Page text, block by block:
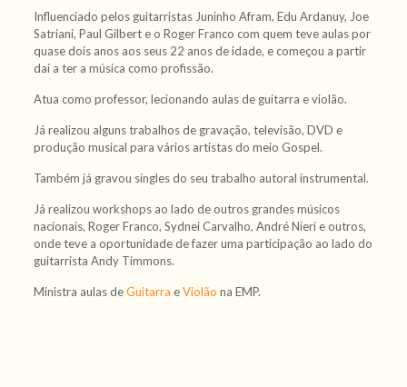
Influenciado pelos guitarristas Juninho Afram, Edu Ardanuy, Joe
Satriani, Paul Gilbert e o Roger Franco com quem teve aulas por
quase dois anos aos seus 22 anos de idade, e começou a partir
daí a ter a música como profissão.
Atua como professor, lecionando aulas de guitarra e violão.
Já realizou alguns trabalhos de gravação, televisão, DVD e
produção musical para vários artistas do meio Gospel.
Também já gravou singles do seu trabalho autoral instrumental.
Já realizou workshops ao lado de outros grandes músicos
nacionais, Roger Franco, Sydnei Carvalho, André Nieri e outros,
onde teve a oportunidade de fazer uma participação ao lado do
guitarrista Andy Timmons.
Ministra aulas deGuitarra eViolão na EMP.